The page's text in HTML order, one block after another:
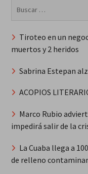
Tiroteo en un
muertos y 2 heridos
Sabrina Estepan
ACOPIOS
Marco Rubio
impedirá salir de la
La Cuaba llega a
de relleno